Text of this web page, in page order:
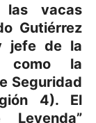
vacas
Gutiérrez
jefe de la
como la
Seguridad
4). El
Leyenda”